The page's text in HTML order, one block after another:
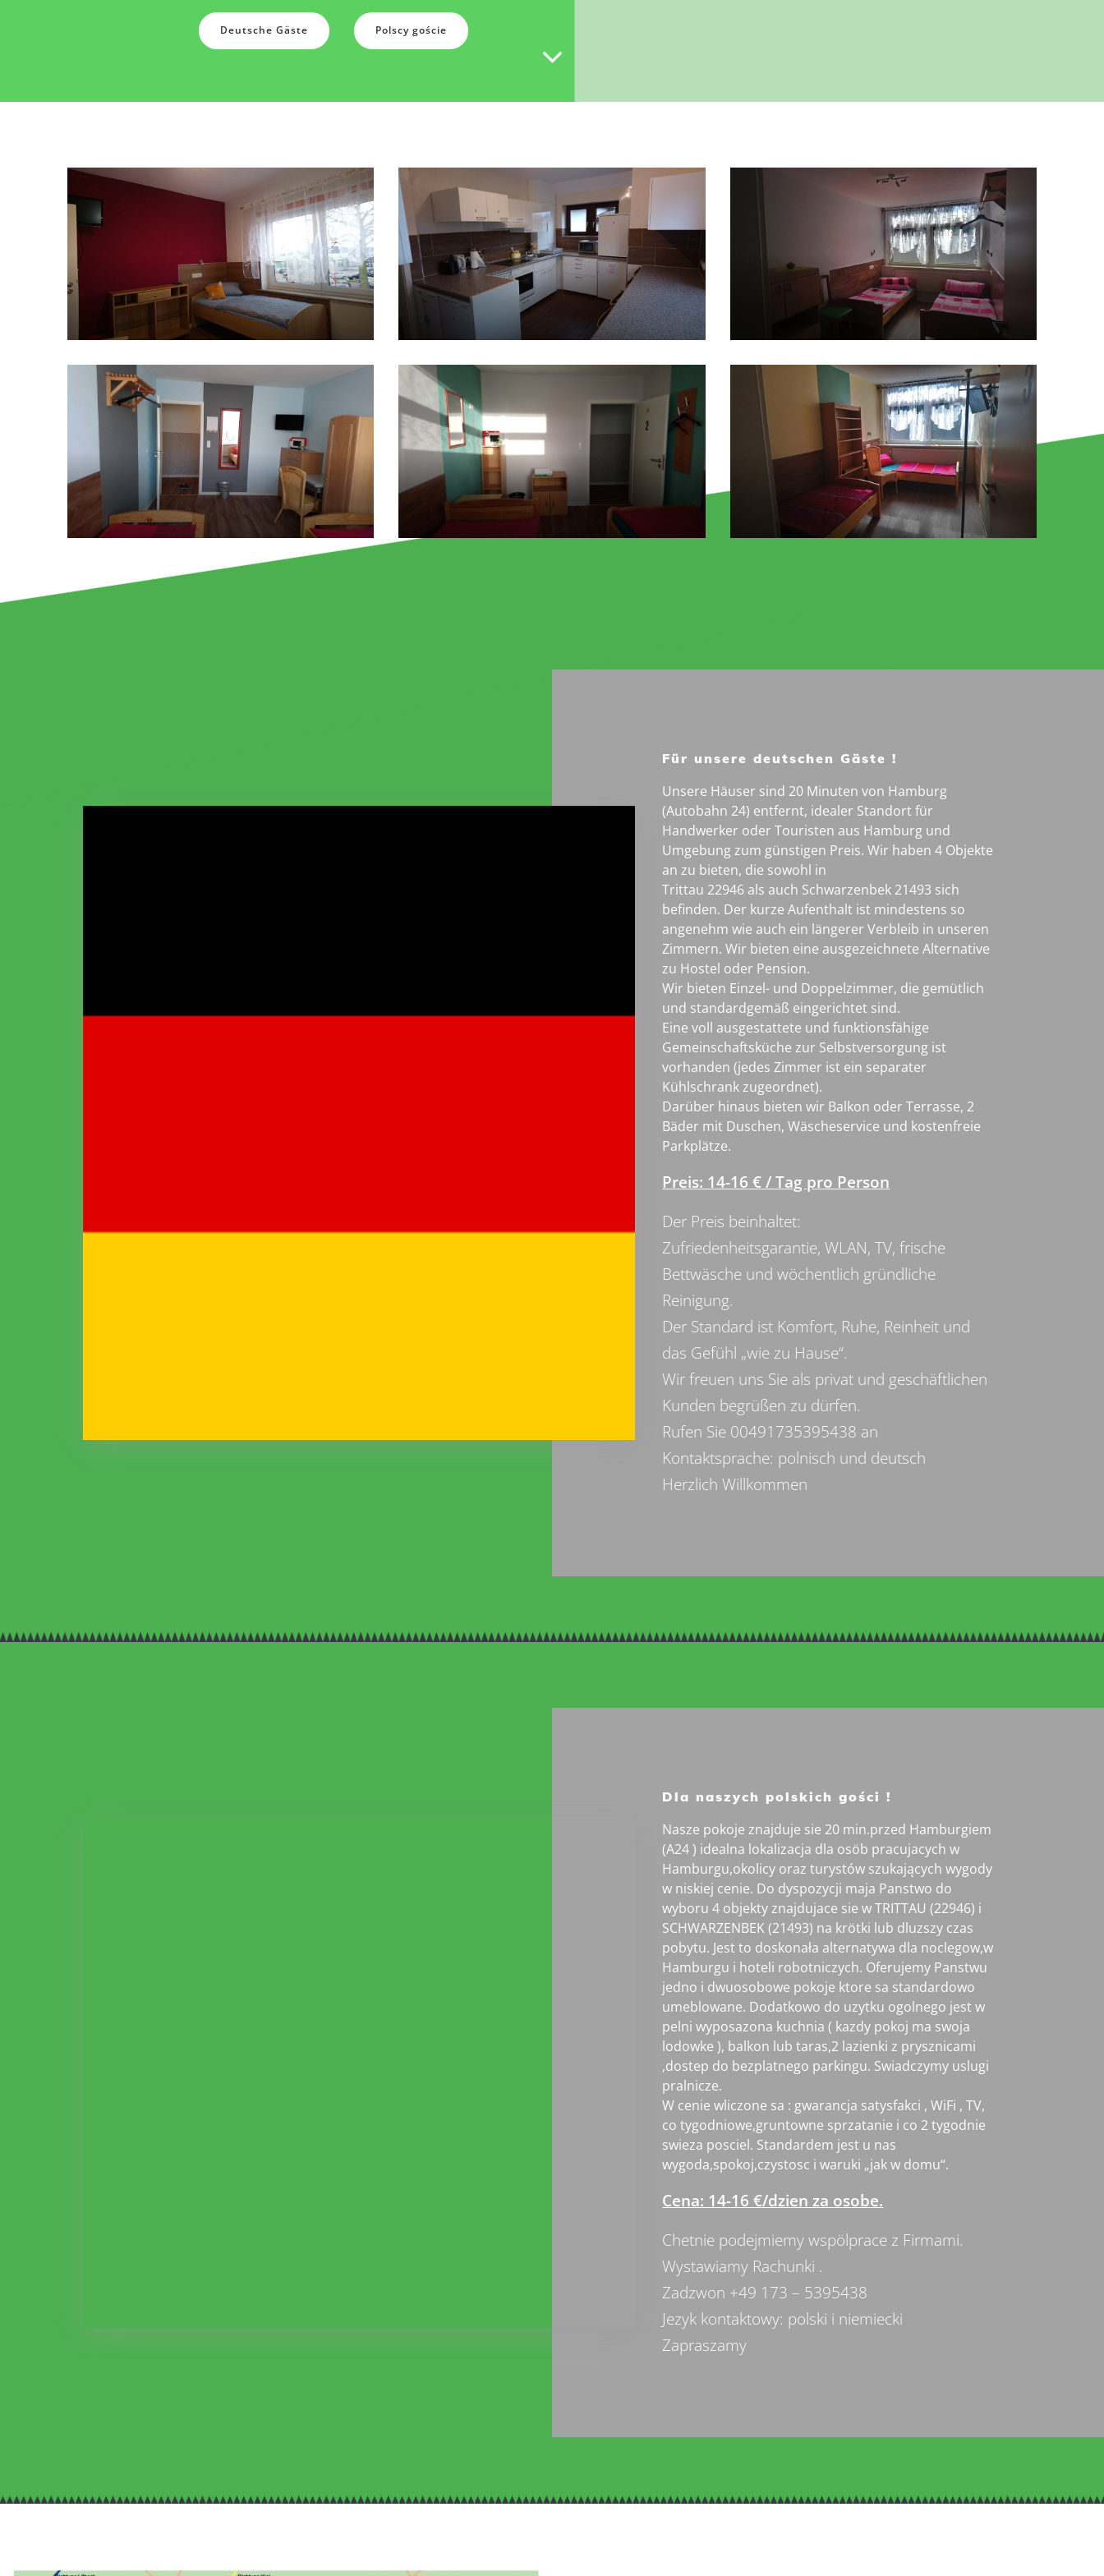
Deutsche Gäste Polscy goście
Für unsere deutschen Gäste !
Unsere Häuser sind 20 Minuten von Hamburg
(Autobahn 24) entfernt, idealer Standort für
Handwerker oder Touristen aus Hamburg und
Umgebung zum günstigen Preis. Wir haben 4 Objekte
an zu bieten, die sowohl in
Trittau 22946 als auch Schwarzenbek 21493 sich
befinden. Der kurze Aufenthalt ist mindestens so
angenehm wie auch ein längerer Verbleib in unseren
Zimmern. Wir bieten eine ausgezeichnete Alternative
zu Hostel oder Pension.
Wir bieten Einzel- und Doppelzimmer, die gemütlich
und standardgemäß eingerichtet sind.
Eine voll ausgestattete und funktionsfähige
Gemeinschaftsküche zur Selbstversorgung ist
vorhanden (jedes Zimmer ist ein separater
Kühlschrank zugeordnet).
Darüber hinaus bieten wir Balkon oder Terrasse, 2
Bäder mit Duschen, Wäscheservice und kostenfreie
Parkplätze.
Preis: 14-16 € / Tag pro Person
Der Preis beinhaltet:
Zufriedenheitsgarantie, WLAN, TV, frische
Bettwäsche und wöchentlich gründliche
Reinigung.
Der Standard ist Komfort, Ruhe, Reinheit und
das Gefühl „wie zu Hause“.
Wir freuen uns Sie als privat und geschäftlichen
Kunden begrüßen zu dürfen.
Rufen Sie 00491735395438 an
Kontaktsprache: polnisch und deutsch
Herzlich Willkommen
Dla naszych polskich gości !
Nasze pokoje znajduje sie 20 min.przed Hamburgiem
(A24 ) idealna lokalizacja dla osöb pracujacych w
Hamburgu,okolicy oraz turystów szukających wygody
w niskiej cenie. Do dyspozycji maja Panstwo do
wyboru 4 objekty znajdujace sie w TRITTAU (22946) i
SCHWARZENBEK (21493) na krötki lub dluzszy czas
pobytu. Jest to doskonała alternatywa dla noclegow,w
Hamburgu i hoteli robotniczych. Oferujemy Panstwu
jedno i dwuosobowe pokoje ktore sa standardowo
umeblowane. Dodatkowo do uzytku ogolnego jest w
pelni wyposazona kuchnia ( kazdy pokoj ma swoja
lodowke ), balkon lub taras,2 lazienki z prysznicami
,dostep do bezplatnego parkingu. Swiadczymy uslugi
pralnicze.
W cenie wliczone sa : gwarancja satysfakci , WiFi , TV,
co tygodniowe,gruntowne sprzatanie i co 2 tygodnie
swieza posciel. Standardem jest u nas
wygoda,spokoj,czystosc i waruki „jak w domu“.
Cena: 14-16 €/dzien za osobe.
Chetnie podejmiemy wspölprace z Firmami.
Wystawiamy Rachunki .
Zadzwon +49 173 – 5395438
Jezyk kontaktowy: polski i niemiecki
Zapraszamy